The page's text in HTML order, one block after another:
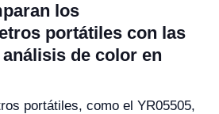
los
portátiles con las
de color en
portátiles, como el YR05505,